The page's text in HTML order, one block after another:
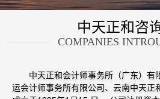
中天正和咨
COMPANIES
中天正和会计师事务所（广东）有
运会计师事务所有限公司、云南中天正